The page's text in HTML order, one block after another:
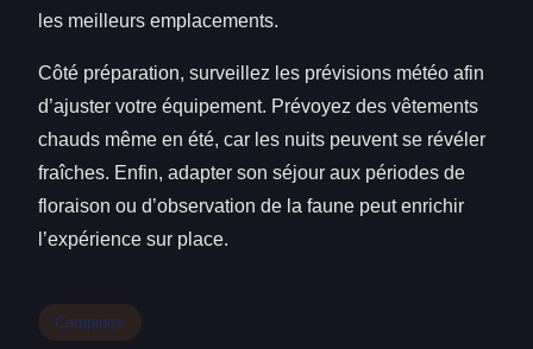
les meilleurs emplacements.
Côté préparation, surveillez les prévisions météo afin
d’ajuster votre équipement. Prévoyez des vêtements
chauds même en été, car les nuits peuvent se révéler
fraîches. Enfin, adapter son séjour aux périodes de
floraison ou d’observation de la faune peut enrichir
l’expérience sur place.
Campings